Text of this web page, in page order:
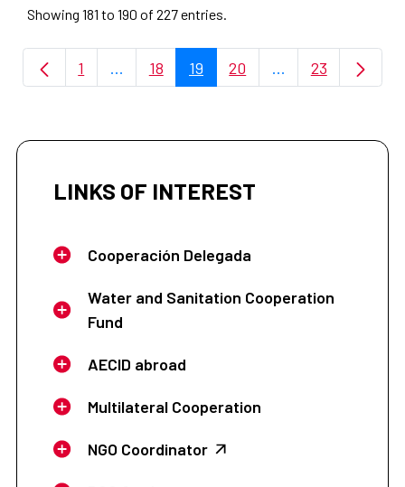
Showing 181 to 190 of 227 entries.
Page
1 ...Intermediate Pages Use TAB to navigate.
Page
18 Page
19 Page
20 ...Intermediate
Page
23
LINKS OF INTEREST
Cooperación Delegada
Water and Sanitation Cooperation
Fund
AECID abroad
Multilateral Cooperation
NGO Coordinator